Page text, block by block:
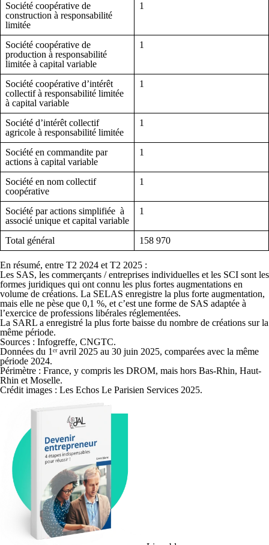
Société coopérative de
construction à responsabilité
limitée
1
Société coopérative de
production à responsabilité
limitée à capital variable
1
Société coopérative d’intérêt
collectif à responsabilité limitée
à capital variable
1
Société d’intérêt collectif
agricole à responsabilité limitée
1
Société en commandite par
actions à capital variable
1
Société en nom collectif
coopérative
1
Société par actions simplifiée à
associé unique et capital variable
1
Total général 158 970
En résumé, entre T2 2024 et T2 2025 :
Les SAS, les commerçants / entreprises individuelles et les SCI sont les
formes juridiques qui ont connu les plus fortes augmentations en
volume de créations. La SELAS enregistre la plus forte augmentation,
mais elle ne pèse que 0,1 %, et c’est une forme de SAS adaptée à
l’exercice de professions libérales réglementées.
La SARL a enregistré la plus forte baisse du nombre de créations sur la
même période.
Sources : Infogreffe, CNGTC.
Données du 1ᵉʳ avril 2025 au 30 juin 2025, comparées avec la même
période 2024.
Périmètre : France, y compris les DROM, mais hors Bas-Rhin, Haut-
Rhin et Moselle.
Crédit images : Les Echos Le Parisien Services 2025.